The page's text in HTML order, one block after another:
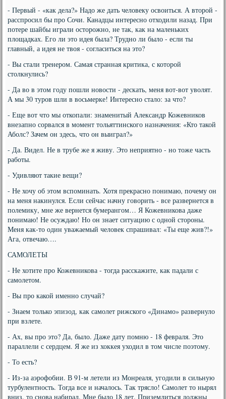
- Первый - «как дела?» Надо же дать человеку освоиться. А второй -
расспросил бы про Сочи. Канадцы интересно отходили назад. При
потере шайбы играли осторожно, не так, как на маленьких
площадках. Его ли это идея была? Трудно ли было - если ты
главный, а идея не твоя - согласиться на это?
- Вы стали тренером. Самая странная критика, с которой
столкнулись?
- Да во в этом году пошли новости - дескать, меня вот-вот уволят.
А мы 30 туров шли в восьмерке! Интересно стало: за что?
- Еще вот что мы откопали: знаменитый Александр Кожевников
внезапно сорвался в момент тольяттинского назначения: «Кто такой
Аболс? Зачем он здесь, что он выиграл?»
- Да. Видел. Не в трубе же я живу. Это неприятно - но тоже часть
работы.
- Удивляют такие вещи?
- Не хочу об этом вспоминать. Хотя прекрасно понимаю, почему он
на меня накинулся. Если сейчас начну говорить - все развернется в
полемику, мне же вернется бумерангом… Я Кожевникова даже
понимаю! Не осуждаю! Но он знает ситуацию с одной стороны.
Меня как-то один уважаемый человек спрашивал: «Ты еще жив?!»
Ага, отвечаю….
САМОЛЕТЫ
- Не хотите про Кожевникова - тогда расскажите, как падали с
самолетом.
- Вы про какой именно случай?
- Знаем только эпизод, как самолет рижского «Динамо» развернуло
при взлете.
- Ах, вы про это? Да, было. Даже дату помню - 18 февраля. Это
параллели с сердцем. Я же из хоккея уходил в том числе поэтому.
- То есть?
- Из-за аэрофобии. В 91-м летели из Монреаля, угодили в сильную
турбулентность. Тогда все и началось. Так трясло! Самолет то нырял
вниз, то снова набирал. Мне было 18 лет. Приземлиться должны